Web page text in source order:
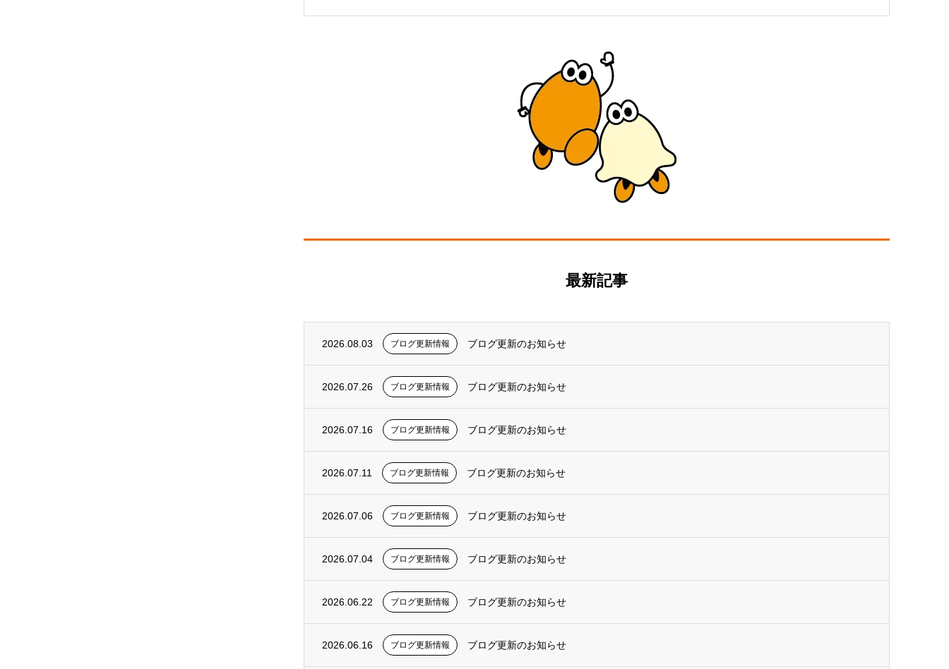
最新記事
2026.08.03 ブログ更新情報 ブログ更新のお知らせ
2026.07.26 ブログ更新情報 ブログ更新のお知らせ
2026.07.16 ブログ更新情報 ブログ更新のお知らせ
2026.07.11 ブログ更新情報 ブログ更新のお知らせ
2026.07.06 ブログ更新情報 ブログ更新のお知らせ
2026.07.04 ブログ更新情報 ブログ更新のお知らせ
2026.06.22 ブログ更新情報 ブログ更新のお知らせ
2026.06.16 ブログ更新情報 ブログ更新のお知らせ